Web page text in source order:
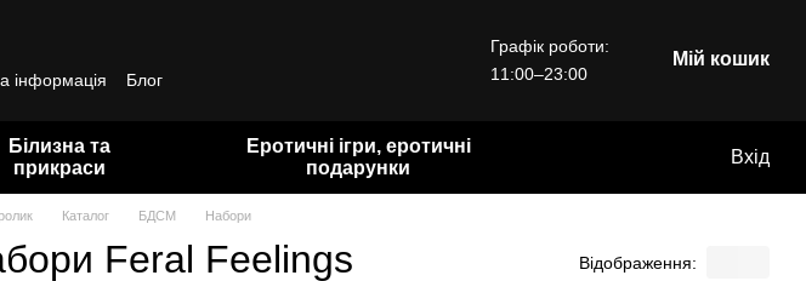
інформація
Блог
Графік роботи:
11:00–23:00
Мій кошик
Білизна та
прикраси
Еротичні ігри, еротичні
подарунки
Вхід
Каталог БДСМ Набори
Feral Feelings Відображення: